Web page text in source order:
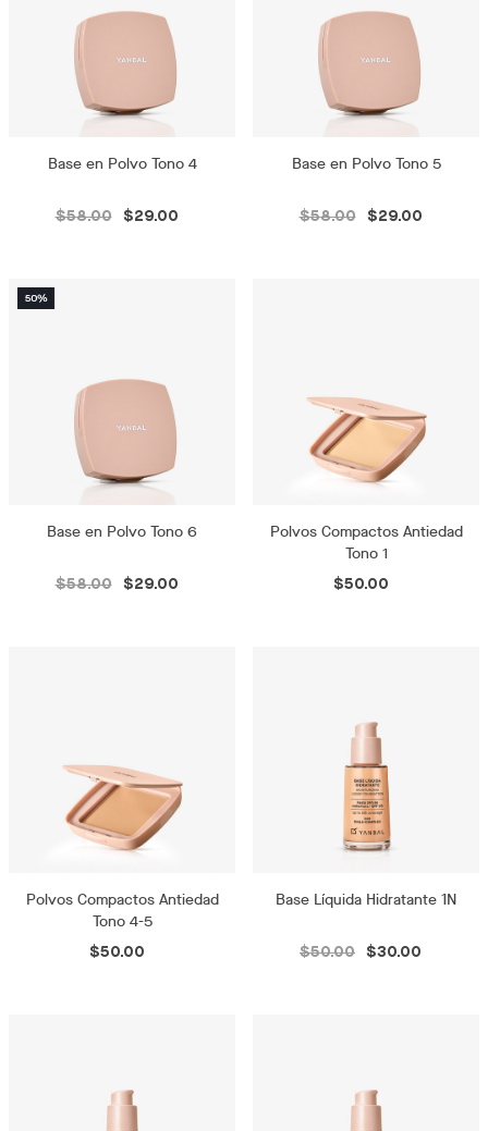
Base en Polvo Tono 4
$58.00 $29.00
Base en Polvo Tono 5
$58.00 $29.00
Base en Polvo Tono 6
$58.00 $29.00
Polvos Compactos Antiedad
Tono 1
$50.00
Polvos Compactos Antiedad
Tono 4-5
$50.00
Base Líquida Hidratante 1N
$50.00 $30.00